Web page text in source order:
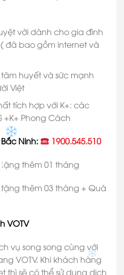
vời dành cho gia đình
đã bao gồm internet và
huyết và sức mạnh
Việt
tích hợp với K+: các
+K+ Phong Cách
Ninh: 1900.545.510
thêm 01 tháng
thêm 03 tháng + Quà
VOTV
vụ song song cùng với
VOTV. Khi khách hàng
thì sẽ có thể sử dụng dịch
✽
✽